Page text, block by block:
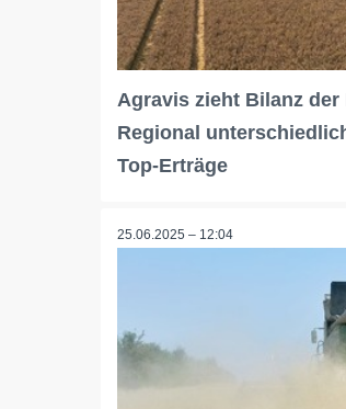
Agravis zieht Bilanz der
Regional
Top-Erträge
25.06.2025 – 12:04